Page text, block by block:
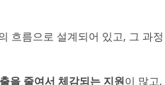
흐름으로 설계되어 있고, 그 과정
을 줄여서 체감되는 지원이 많고,